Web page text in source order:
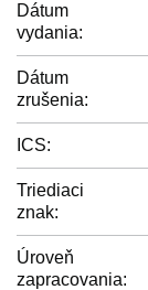
Dátum
vydania:
Dátum
zrušenia:
ICS:
Triediaci
znak:
Úroveň
zapracovania: